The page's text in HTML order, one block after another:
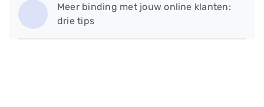
Meer binding met jouw online klanten:
drie tips